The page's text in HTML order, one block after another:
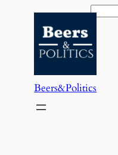
contenido
Buscar
Beers&Politics